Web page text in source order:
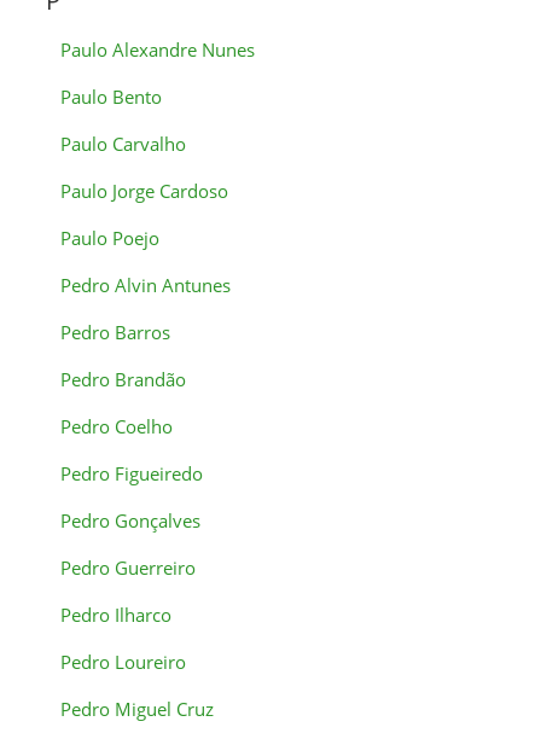
Paulo Alexandre Nunes
Paulo Bento
Paulo Carvalho
Paulo Jorge Cardoso
Paulo Poejo
Pedro Alvin Antunes
Pedro Barros
Pedro Brandão
Pedro Coelho
Pedro Figueiredo
Pedro Gonçalves
Pedro Guerreiro
Pedro Ilharco
Pedro Loureiro
Pedro Miguel Cruz